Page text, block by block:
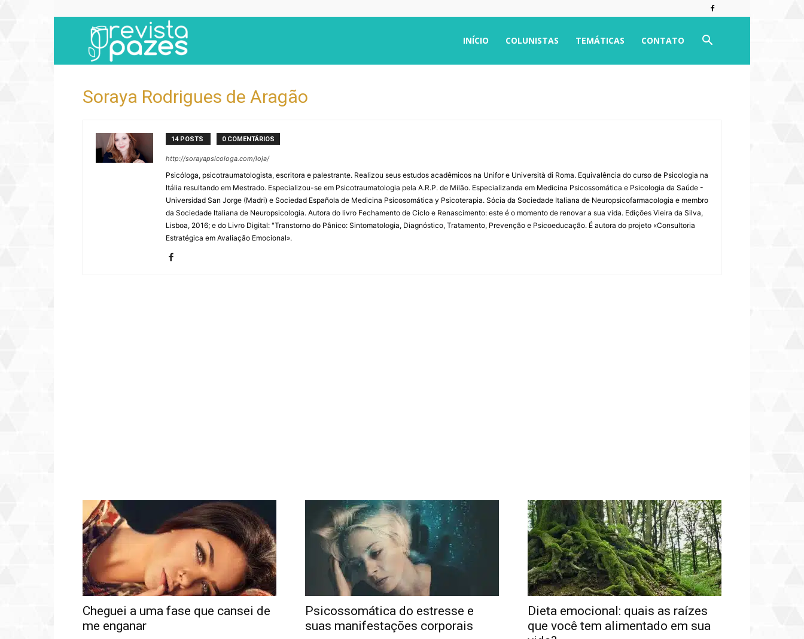
INÍCIO COLUNISTAS TEMÁTICAS CONTATO
Soraya Rodrigues de Aragão
14 POSTS 0 COMENTÁRIOS
http://sorayapsicologa.com/loja/
Psicóloga, psicotraumatologista, escritora e palestrante. Realizou seus estudos acadêmicos na Unifor e Università di Roma. Equivalência do curso de Psicologia na
Itália resultando em Mestrado. Especializou-se em Psicotraumatologia pela A.R.P. de Milão. Especializanda em Medicina Psicossomática e Psicologia da Saúde -
Universidad San Jorge (Madri) e Sociedad Española de Medicina Psicosomática y Psicoterapia. Sócia da Sociedade Italiana de Neuropsicofarmacologia e membro
da Sociedade Italiana de Neuropsicologia. Autora do livro Fechamento de Ciclo e Renascimento: este é o momento de renovar a sua vida. Edições Vieira da Silva,
Lisboa, 2016; e do Livro Digital: "Transtorno do Pânico: Sintomatologia, Diagnóstico, Tratamento, Prevenção e Psicoeducação. É autora do projeto «Consultoria
Estratégica em Avaliação Emocional».
Cheguei a uma fase que cansei de
me enganar
Psicossomática do estresse e
suas manifestações corporais
Dieta emocional: quais as raízes
que você tem alimentado em sua